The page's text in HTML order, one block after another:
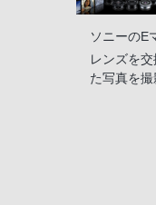
ソニーのE
レンズを
た写真を撮